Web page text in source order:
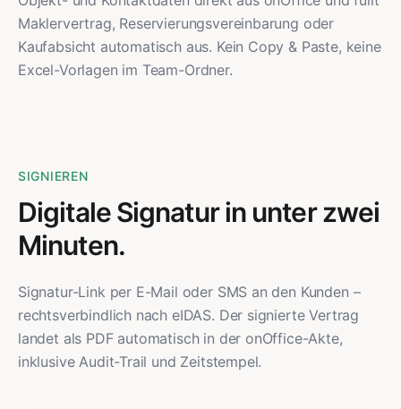
Maklervertrag, Reservierungsvereinbarung oder
Kaufabsicht automatisch aus. Kein Copy & Paste, keine
Excel-Vorlagen im Team-Ordner.
SIGNIEREN
Digitale Signatur in unter zwei
Minuten.
Signatur-Link per E-Mail oder SMS an den Kunden –
rechtsverbindlich nach eIDAS. Der signierte Vertrag
landet als PDF automatisch in der onOffice-Akte,
inklusive Audit-Trail und Zeitstempel.